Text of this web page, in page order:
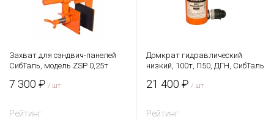
Захват для сэндвич-панелей
СибТаль, модель ZSP 0,25т
7 300 ₽ / шт
Рейтинг
Домкрат гидравлический
низкий, 100т, П50, ДГН, СибТаль
21 400 ₽ / шт
Рейтинг